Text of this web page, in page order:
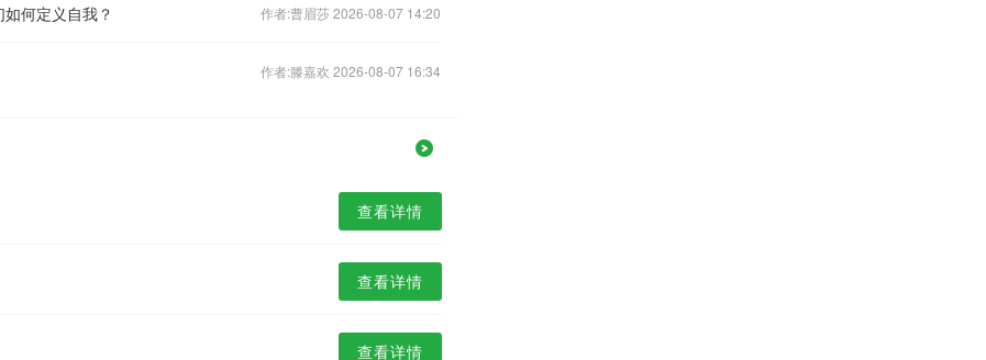
何定义自我？ 作者:曹眉莎 2026-08-07 14:20
作者:滕嘉欢 2026-08-07 16:34
查看详情
查看详情
查看详情